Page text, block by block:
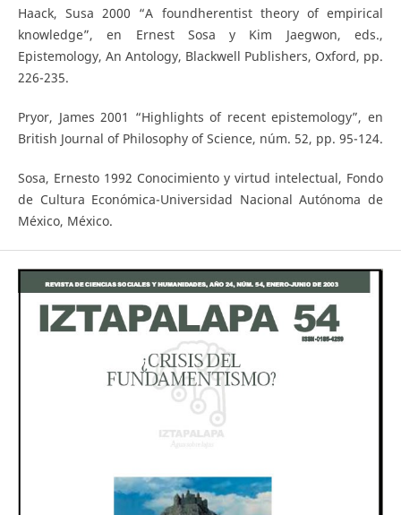
Haack, Susa 2000 “A foundherentist theory of empirical
knowledge”, en Ernest Sosa y Kim Jaegwon, eds.,
Epistemology, An Antology, Blackwell Publishers, Oxford, pp.
226-235.
Pryor, James 2001 “Highlights of recent epistemology”, en
British Journal of Philosophy of Science, núm. 52, pp. 95-124.
Sosa, Ernesto 1992 Conocimiento y virtud intelectual, Fondo
de Cultura Económica-Universidad Nacional Autónoma de
México, México.